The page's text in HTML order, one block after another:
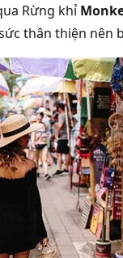
Rừng khỉ
thân thiện nên